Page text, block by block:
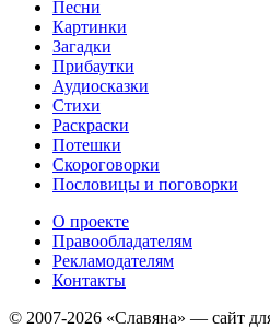
Песни
Картинки
Загадки
Прибаутки
Аудиосказки
Стихи
Раскраски
Потешки
Скороговорки
Пословицы и поговорки
О проекте
Правообладателям
Рекламодателям
Контакты
© 2007-2026 «Славяна» — сайт